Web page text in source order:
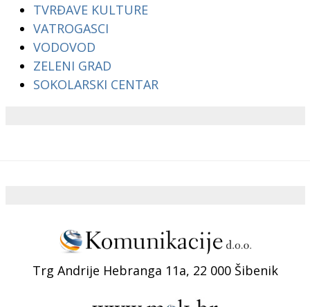
TVRĐAVE KULTURE
VATROGASCI
VODOVOD
ZELENI GRAD
SOKOLARSKI CENTAR
Trg Andrije Hebranga 11a, 22 000 Šibenik